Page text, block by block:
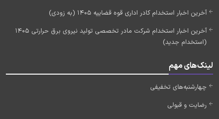
آخرین اخبار استخدام کادر اداری قوه قضاییه 1405 (به زودی)
آخرین اخبار استخدام شرکت مادر تخصصی تولید نیروی برق حرارتی 1405
(استخدام جدید)
لینک‌های مهم
چهارشنبه‌های تخفیفی
رضایت و قبولی